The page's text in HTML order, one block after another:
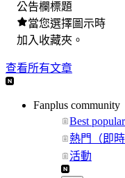
公告欄標題
當您選擇圖示時
加入收藏夾。
查看所有文章
Fanplus community
Best
熱門（即時
活動